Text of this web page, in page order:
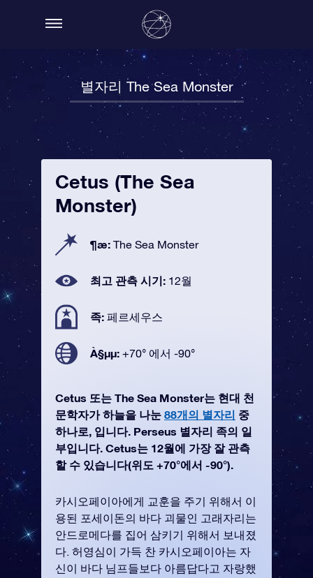
별자리 The Sea Monster
Cetus (The Sea
Monster)
¶æ: The Sea Monster
최고 관측 시기: 12월
족: 페르세우스
À§µµ: +70° 에서 -90°
Cetus 또는 The Sea Monster는 현대 천
문학자가 하늘을 나눈 88개의 별자리 중
하나로, 입니다. Perseus 별자리 족의 일
부입니다. Cetus는 12월에 가장 잘 관측
할 수 있습니다(위도 +70°에서 -90°).
카시오페이아에게 교훈을 주기 위해서 이
용된 포세이돈의 바다 괴물인 고래자리는
안드로메다를 집어 삼키기 위해서 보내졌
다. 허영심이 가득 찬 카시오페이아는 자
신이 바다 님프들보다 아름답다고 자랑했